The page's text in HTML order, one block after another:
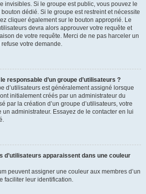
invisibles. Si le groupe est public, vous pouvez le
dédié. Si le groupe est restreint et nécessite
cliquer également sur le bouton approprié. Le
devra alors approuver votre requête et
de votre requête. Merci de ne pas harceler un
votre demande.
responsable d’un groupe d’utilisateurs ?
d’utilisateurs est généralement assigné lorsque
initialement créés par un administrateur du
par la création d’un groupe d’utilisateurs, votre
un administrateur. Essayez de le contacter en lui
d’utilisateurs apparaissent dans une couleur
peuvent assigner une couleur aux membres d’un
faciliter leur identification.